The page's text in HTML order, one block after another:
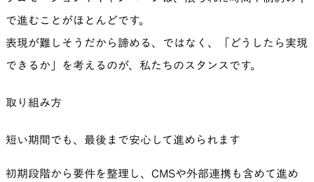
で進むことがほとんどです。
表現が難しそうだから諦める、ではなく、「どうしたら実現
できるか」を考えるのが、私たちのスタンスです。
取り組み方
短い期間でも、最後まで安心して進められます
初期段階から要件を整理し、CMSや外部連携も含めて進め